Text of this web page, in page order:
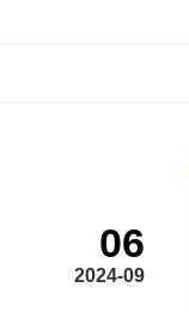
06
2024-09